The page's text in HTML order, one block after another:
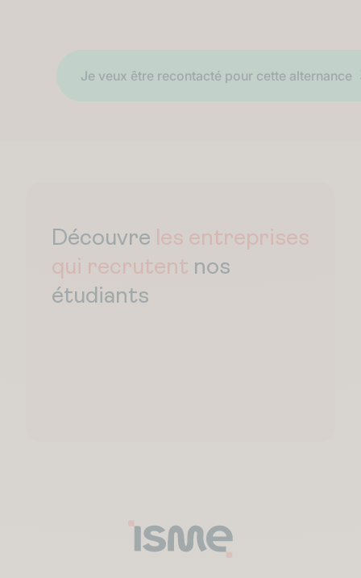
Découvre les entreprises
qui recrutent nos
étudiants